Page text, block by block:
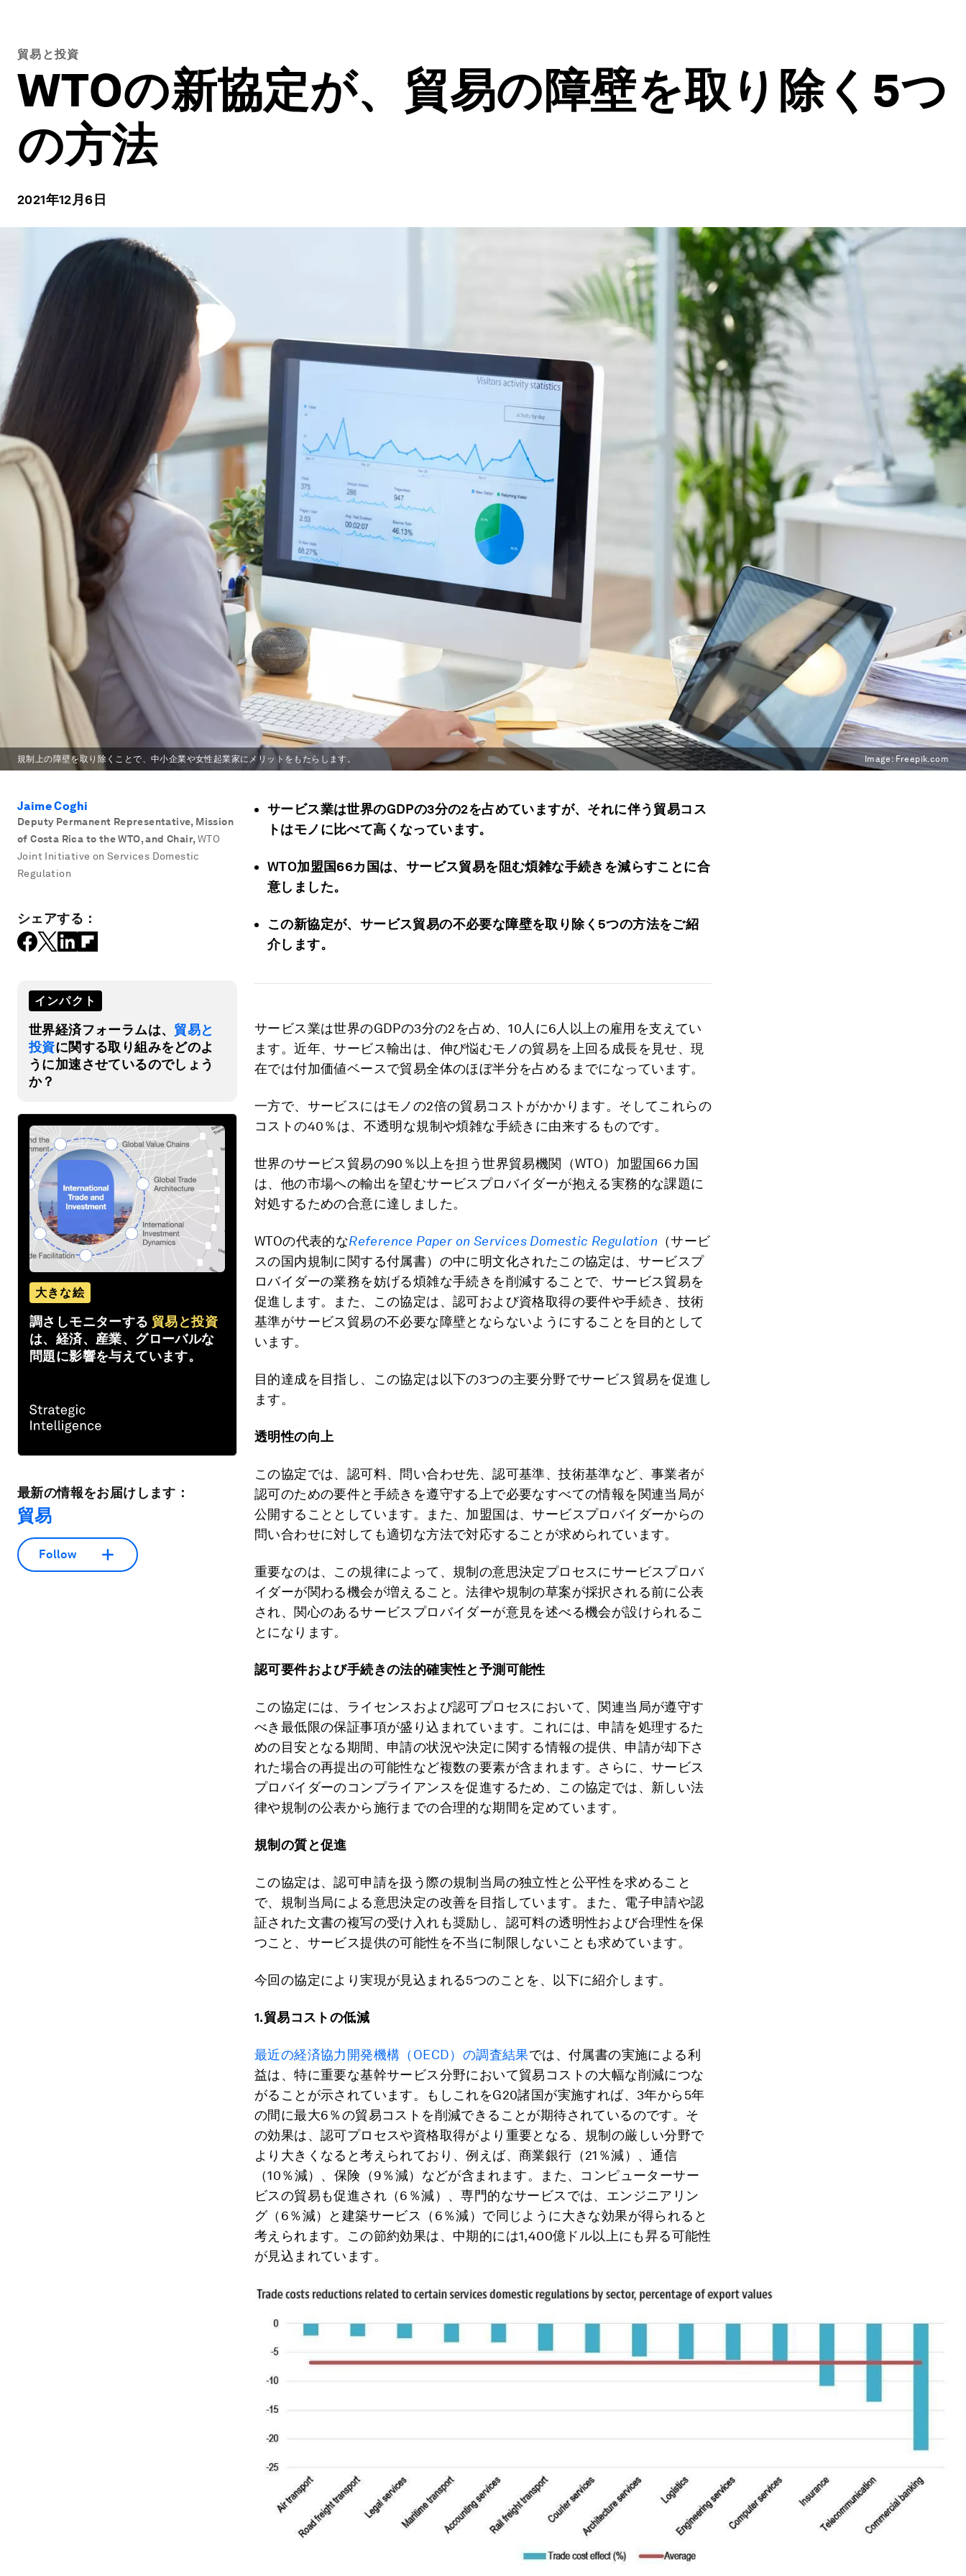
貿易と投資
WTOの新協定が、貿易の障壁を取り除く5つ
の方法
2021年12月6日
規制上の障壁を取り除くことで、中小企業や女性起業家にメリットをもたらします。 Image: Freepik.com
Jaime Coghi
Deputy Permanent Representative, Mission
of Costa Rica to the WTO, and Chair, WTO
Joint Initiative on Services Domestic
Regulation
シェアする：
インパクト
世界経済フォーラムは、 貿易と
投資に関する取り組みをどのよ
うに加速させているのでしょう
か？
大きな絵
調さしモニターする 貿易と投資
は、経済、産業、グローバルな
問題に影響を与えています。
最新の情報をお届けします：
貿易
Follow
サービス業は世界のGDPの3分の2を占めていますが、それに伴う貿易コス
トはモノに比べて高くなっています。
WTO加盟国66カ国は、サービス貿易を阻む煩雑な手続きを減らすことに合
意しました。
この新協定が、サービス貿易の不必要な障壁を取り除く5つの方法をご紹
介します。
サービス業は世界のGDPの3分の2を占め、10人に6人以上の雇用を支えてい
ます。近年、サービス輸出は、伸び悩むモノの貿易を上回る成長を見せ、現
在では付加価値ベースで貿易全体のほぼ半分を占めるまでになっています。
一方で、サービスにはモノの2倍の貿易コストがかかります。そしてこれらの
コストの40％は、不透明な規制や煩雑な手続きに由来するものです。
世界のサービス貿易の90％以上を担う世界貿易機関（WTO）加盟国66カ国
は、他の市場への輸出を望むサービスプロバイダーが抱える実務的な課題に
対処するための合意に達しました。
WTOの代表的なReference Paper on Services Domestic Regulation （サービ
スの国内規制に関する付属書）の中に明文化されたこの協定は、サービスプ
ロバイダーの業務を妨げる煩雑な手続きを削減することで、サービス貿易を
促進します。また、この協定は、認可および資格取得の要件や手続き、技術
基準がサービス貿易の不必要な障壁とならないようにすることを目的として
います。
目的達成を目指し、この協定は以下の3つの主要分野でサービス貿易を促進し
ます。
透明性の向上
この協定では、認可料、問い合わせ先、認可基準、技術基準など、事業者が
認可のための要件と手続きを遵守する上で必要なすべての情報を関連当局が
公開することとしています。また、加盟国は、サービスプロバイダーからの
問い合わせに対しても適切な方法で対応することが求められています。
重要なのは、この規律によって、規制の意思決定プロセスにサービスプロバ
イダーが関わる機会が増えること。法律や規制の草案が採択される前に公表
され、関心のあるサービスプロバイダーが意見を述べる機会が設けられるこ
とになります。
認可要件および手続きの法的確実性と予測可能性
この協定には、ライセンスおよび認可プロセスにおいて、関連当局が遵守す
べき最低限の保証事項が盛り込まれています。これには、申請を処理するた
めの目安となる期間、申請の状況や決定に関する情報の提供、申請が却下さ
れた場合の再提出の可能性など複数の要素が含まれます。さらに、サービス
プロバイダーのコンプライアンスを促進するため、この協定では、新しい法
律や規制の公表から施行までの合理的な期間を定めています。
規制の質と促進
この協定は、認可申請を扱う際の規制当局の独立性と公平性を求めること
で、規制当局による意思決定の改善を目指しています。また、電子申請や認
証された文書の複写の受け入れも奨励し、認可料の透明性および合理性を保
つこと、サービス提供の可能性を不当に制限しないことも求めています。
今回の協定により実現が見込まれる5つのことを、以下に紹介します。
1.貿易コストの低減
最近の経済協力開発機構（OECD）の調査結果では、付属書の実施による利
益は、特に重要な基幹サービス分野において貿易コストの大幅な削減につな
がることが示されています。もしこれをG20諸国が実施すれば、3年から5年
の間に最大6％の貿易コストを削減できることが期待されているのです。そ
の効果は、認可プロセスや資格取得がより重要となる、規制の厳しい分野で
より大きくなると考えられており、例えば、商業銀行（21％減）、通信
（10％減）、保険（9％減）などが含まれます。また、コンピューターサー
ビスの貿易も促進され（6％減）、専門的なサービスでは、エンジニアリン
グ（6％減）と建築サービス（6％減）で同じように大きな効果が得られると
考えられます。この節約効果は、中期的には1,400億ドル以上にも昇る可能性
が見込まれています。